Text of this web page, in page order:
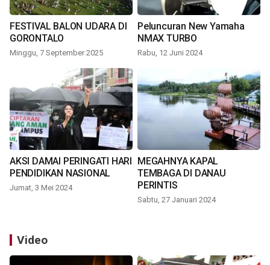
FESTIVAL BALON UDARA DI
GORONTALO
Minggu, 7 September 2025
Peluncuran New Yamaha
NMAX TURBO
Rabu, 12 Juni 2024
AKSI DAMAI PERINGATI HARI
PENDIDIKAN NASIONAL
Jumat, 3 Mei 2024
MEGAHNYA KAPAL
TEMBAGA DI DANAU
PERINTIS
Sabtu, 27 Januari 2024
Video